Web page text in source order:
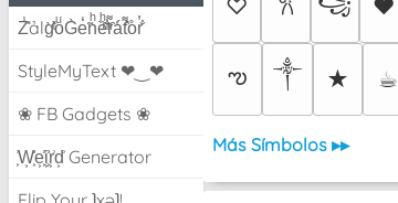
Z̾̽ảlg̀͐ͭ̽oͧG̀e̒̃nͪȅͪͫ̏̐r͌̑á͑t͌̑͛o̊r̓̐
StyleMyText ❤‿❤
❀ FB Gadgets ❀
͕͗W͕͕͗͗e͕͕͗͗i͕͕͗͗r͕͗d͕͗ Generator
♡ 𐙚 ♥
ఌ ༒︎ ★ ☕︎
Más Símbolos ▸▸